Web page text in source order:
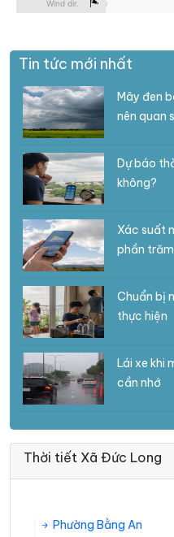
Tin tức mới nhất
Mây đen
nên quan
Dự báo
không?
Xác suất
phần
Chuẩn bị
thực hiện
Lái xe khi
cần nhớ
Thời tiết Xã Đức Long
Phường Bằng An